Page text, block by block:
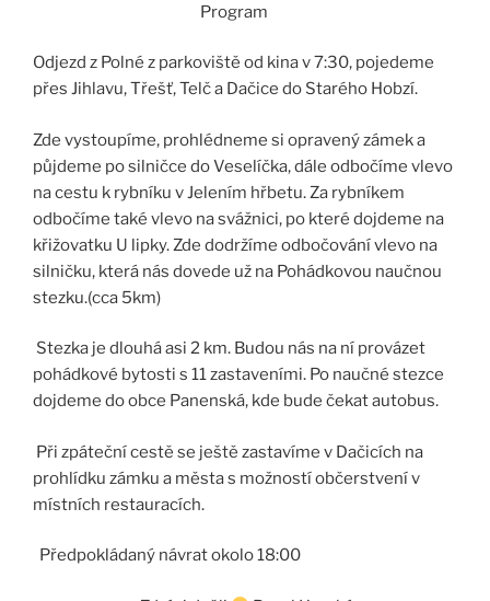
Program
Odjezd z Polné z parkoviště od kina v 7:30, pojedeme
přes Jihlavu, Třešť, Telč a Dačice do Starého Hobzí.
Zde vystoupíme, prohlédneme si opravený zámek a
půjdeme po silničce do Veselíčka, dále odbočíme vlevo
na cestu k rybníku v Jelením hřbetu. Za rybníkem
odbočíme také vlevo na svážnici, po které dojdeme na
křižovatku U lipky. Zde dodržíme odbočování vlevo na
silničku, která nás dovede už na Pohádkovou naučnou
stezku.(cca 5km)
Stezka je dlouhá asi 2 km. Budou nás na ní provázet
pohádkové bytosti s 11 zastaveními. Po naučné stezce
dojdeme do obce Panenská, kde bude čekat autobus.
Při zpáteční cestě se ještě zastavíme v Dačicích na
prohlídku zámku a města s možností občerstvení v
místních restauracích.
Předpokládaný návrat okolo 18:00